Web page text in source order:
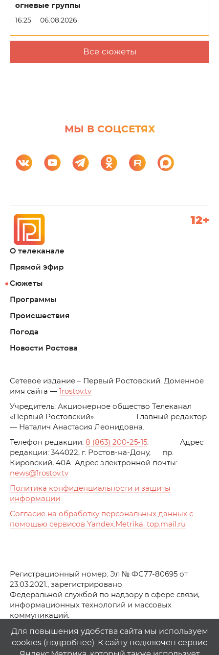
огневые группы
16:25 06.08.2026
Все сюжеты
МЫ В СОЦСЕТЯХ
О телеканале
Прямой эфир
Сюжеты
Программы
Происшествия
Погода
Новости Ростова
12+
Cетевое издание – Первый Ростовский. Доменное
имя сайта —
1rostov.tv
Учредитель: Акционерное общество Телеканал
«Первый Ростовский». Главный редактор
— Наталич Анастасия Леонидовна.
Телефон редакции: 8 (863) 200-25-15. Адрес
редакции: 344022, г. Ростов-на-Дону, пр.
Кировский, 40А. Адрес электронной почты:
news@1rostov.tv
Политика конфиденциальности и защиты
информации
Согласие на обработку персональных данных с
помощью сервисов Yandex.Metrika, top.mail.ru
Регистрационный номер: Эл № ФС77-80695 от
23.03.2021., зарегистрировано
Федеральной службой по надзору в сфере связи,
информационных технологий и массовых
коммуникаций.
© АО Телеканал «Первый Ростовский» (2021-2025)
Любое использование материалов сайта возможно
Для повышения удобства сайта мы используем
cookies (подробнее). К сайту подключен сервис